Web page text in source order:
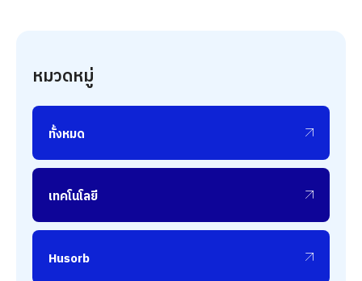
หมวดหมู่
ทั้งหมด
เทคโนโลยี
Husorb